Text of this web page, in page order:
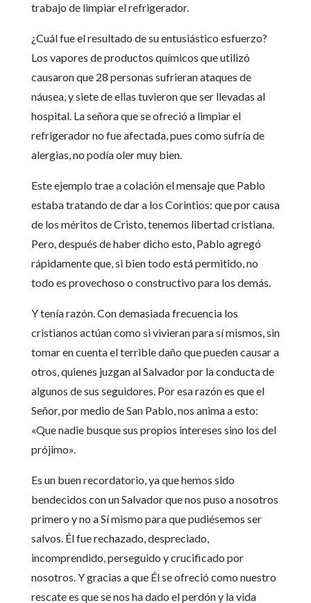
trabajo de limpiar el refrigerador.
¿Cuál fue el resultado de su entusiástico esfuerzo?
Los vapores de productos químicos que utilizó
causaron que 28 personas sufrieran ataques de
náusea, y siete de ellas tuvieron que ser llevadas al
hospital. La señora que se ofreció a limpiar el
refrigerador no fue afectada, pues como sufría de
alergias, no podía oler muy bien.
Este ejemplo trae a colación el mensaje que Pablo
estaba tratando de dar a los Corintios: que por causa
de los méritos de Cristo, tenemos libertad cristiana.
Pero, después de haber dicho esto, Pablo agregó
rápidamente que, si bien todo está permitido, no
todo es provechoso o constructivo para los demás.
Y tenía razón. Con demasiada frecuencia los
cristianos actúan como si vivieran para sí mismos, sin
tomar en cuenta el terrible daño que pueden causar a
otros, quienes juzgan al Salvador por la conducta de
algunos de sus seguidores. Por esa razón es que el
Señor, por medio de San Pablo, nos anima a esto:
«Que nadie busque sus propios intereses sino los del
prójimo».
Es un buen recordatorio, ya que hemos sido
bendecidos con un Salvador que nos puso a nosotros
primero y no a Sí mismo para que pudiésemos ser
salvos. Él fue rechazado, despreciado,
incomprendido, perseguido y crucificado por
nosotros. Y gracias a que Él se ofreció como nuestro
rescate es que se nos ha dado el perdón y la vida